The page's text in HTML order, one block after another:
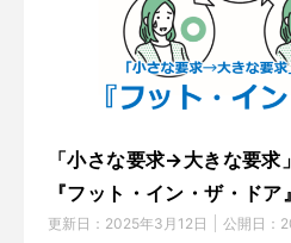
「小さな要求→大きな要求
『フット・イン・ザ・ドア』
更新日： 2025年3月12日 公開日：